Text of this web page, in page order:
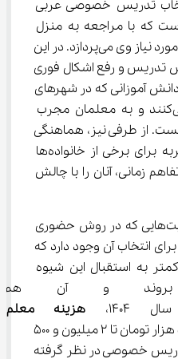
در انتخاب تدریس خصوصی عربی
که با مراجعه به منزل
دانش آموز، به آموزش مباحث مورد نیاز وی می‌پردازد. در این
روش تدریس و رفع اشکال فوری
دانش آموزانی که در شهرهای
کوچک یا دورافتاده زندگی می‌کنند و به معلمان مجرب
امکان‌پذیر نیست. از طرفی نیز، هماهنگی
ساعت حضور یک معلم باتجربه برای برخی از خانواده‌ها
زمانی، آنان را با چالش
علاوه بر تمام مزایا و محدودیت‌هایی که در روش حضوری
انتخاب آن وجود دارد که
است خانواده‌ها، کمتر به استقبال این شیوه
و آن هم
هزینه
از مبلغ 550 هزار تومان تا 2 میلیون و 500
خصوصی در نظر گرفته